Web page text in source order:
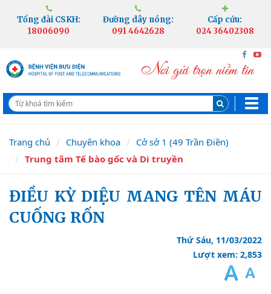
Tổng đài CSKH:
18006090
Đường dây nóng:
091 4642628
Cấp cứu:
024 36402308
Trang chủ Chuyên khoa
Cở sở 1 (49 Trần Điền)
Trung tâm Tế bào gốc và Di truyền
ĐIỀU KỲ DIỆU MANG TÊN MÁU
CUỐNG RỐN
Thứ Sáu, 11/03/2022
Lượt xem: 2,853